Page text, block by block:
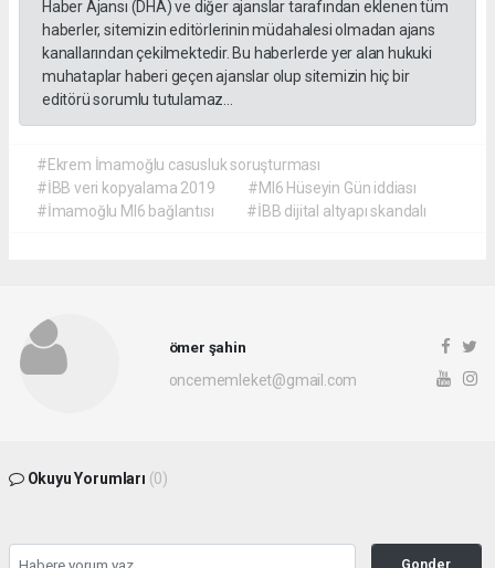
Haber Ajansı (DHA) ve diğer ajanslar tarafından eklenen tüm
haberler, sitemizin editörlerinin müdahalesi olmadan ajans
kanallarından çekilmektedir. Bu haberlerde yer alan hukuki
muhataplar haberi geçen ajanslar olup sitemizin hiç bir
editörü sorumlu tutulamaz...
#Ekrem İmamoğlu casusluk soruşturması
#İBB veri kopyalama 2019
#MI6 Hüseyin Gün iddiası
#İmamoğlu MI6 bağlantısı
#İBB dijital altyapı skandalı
ömer şahin
oncememleket@gmail.com
Okuyu Yorumları (0)
Gonder